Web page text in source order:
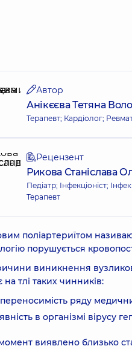
Автор
Анікєєва Тетяна
Терапевт; Кардіолог;
Рецензент
Рикова Станіслава
Педіатр; Інфекціоніст;
Терапевт
поліартериїтом
порушується
виникнення
на тлі таких чинників:
ряду
в організмі вірусу
виявлено близько